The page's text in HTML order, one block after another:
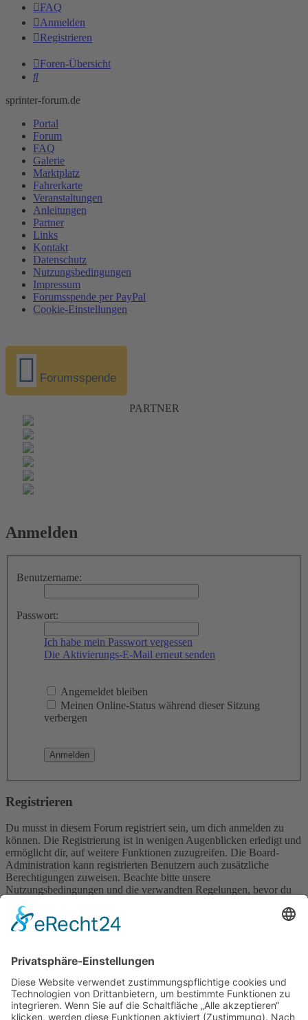
FAQ
Anmelden
Registrieren
Foren-Übersicht
Suche
sprinter-forum.de
Portal
Forum
FAQ
Galerie
Marktplatz
Fahrerkarte
Veranstaltungen
Anleitungen
Partner
Links
Kontakt
Datenschutz
Nutzungsbedingungen
Impressum
Forumsspende per PayPal
Cookie-Einstellungen
Forumsspende
PARTNER
Anmelden
Benutzername:
Passwort:
Ich habe mein Passwort vergessen
Die Aktivierungs-E-Mail erneut senden
Angemeldet bleiben
Meinen Online-Status während dieser Sitzung
verbergen
Registrieren
Du musst in diesem Forum registriert sein, um dich anmelden zu
können. Die Registrierung ist in wenigen Augenblicken erledigt und
ermöglicht dir, auf weitere Funktionen zuzugreifen. Die Board-
Administration kann registrierten Benutzern auch zusätzliche
Berechtigungen zuweisen. Beachte bitte unsere
Nutzungsbedingungen und die verwandten Regelungen, bevor du
wenn du dich in diesem Board bewegst.
Foren-Übersicht
Alle Zeiten sindUTC+02:00